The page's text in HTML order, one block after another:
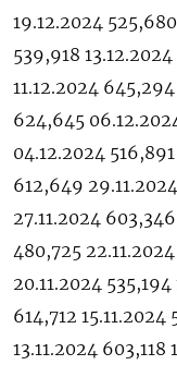
19.12.2024
539,918
11.12.2024
624,645
04.12.2024
612,649
27.11.2024
480,725
20.11.2024 535,194
614,712
13.11.2024 603,118